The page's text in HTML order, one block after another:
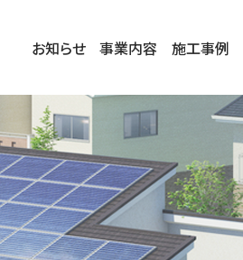
お知らせ 事業内容 施工事例